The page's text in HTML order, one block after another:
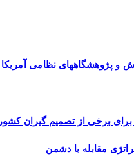
و پژوهشگاههای نظامی آمریکا
برخی از تصمیم گیران کشور
مقابله با دشمن